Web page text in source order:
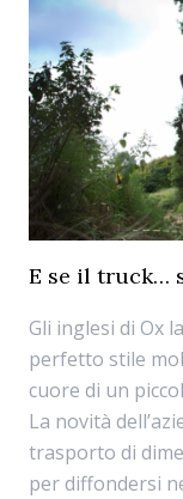
E se il truck…
Gli inglesi di Ox
perfetto stile
cuore di un
La novità
trasporto di
per diffondersi